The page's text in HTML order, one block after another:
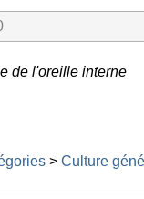
de l'oreille interne
> Culture